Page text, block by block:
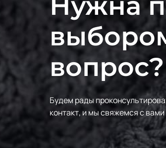
вопрос?
Будем рады
контакт, и мы свяжемся с вами